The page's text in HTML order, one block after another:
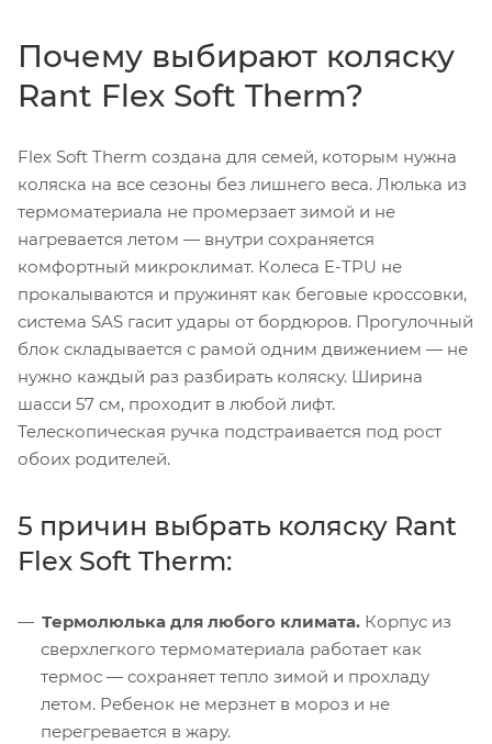
Почему выбирают коляску
Rant Flex Soft Therm?
Flex Soft Therm создана для семей, которым нужна
коляска на все сезоны без лишнего веса. Люлька из
термоматериала не промерзает зимой и не
нагревается летом — внутри сохраняется
комфортный микроклимат. Колеса E-TPU не
прокалываются и пружинят как беговые кроссовки,
система SAS гасит удары от бордюров. Прогулочный
блок складывается с рамой одним движением — не
нужно каждый раз разбирать коляску. Ширина
шасси 57 см, проходит в любой лифт.
Телескопическая ручка подстраивается под рост
обоих родителей.
5 причин выбрать коляску Rant
Flex Soft Therm:
Термолюлька для любого климата. Корпус из
сверхлегкого термоматериала работает как
термос — сохраняет тепло зимой и прохладу
летом. Ребенок не мерзнет в мороз и не
перегревается в жару.